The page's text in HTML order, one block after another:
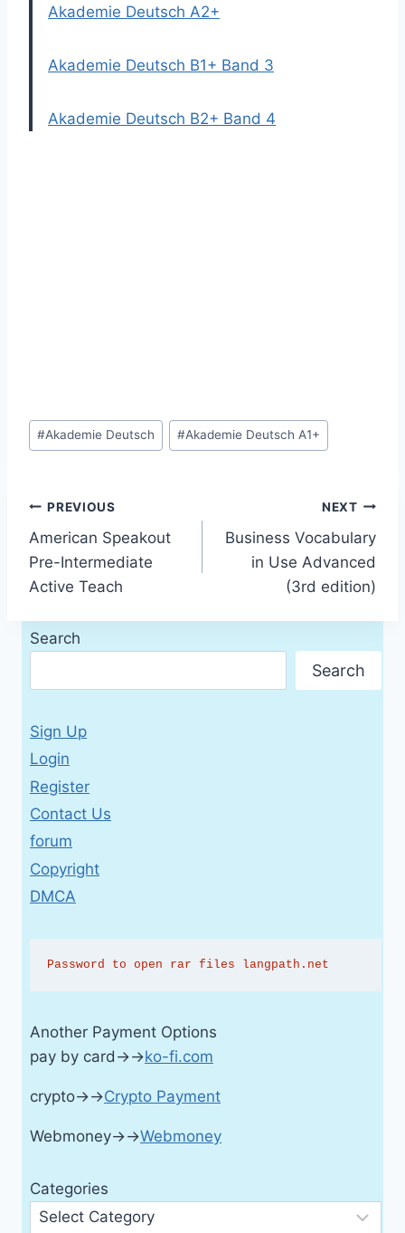
Akademie Deutsch A2+
Akademie Deutsch B1+ Band 3
Akademie Deutsch B2+ Band 4
Post
Tags:
#Akademie Deutsch #Akademie Deutsch A1+
Post
navigation
PREVIOUS
American Speakout
Pre-Intermediate
Active Teach
NEXT
Business Vocabulary
in Use Advanced
(3rd edition)
Search
Search
Sign Up
Login
Register
Contact Us
forum
Copyright
DMCA
Password to open rar files langpath.net
Another Payment Options
pay by card→→ko-fi.com
crypto→→Crypto Payment
Webmoney→→Webmoney
Categories